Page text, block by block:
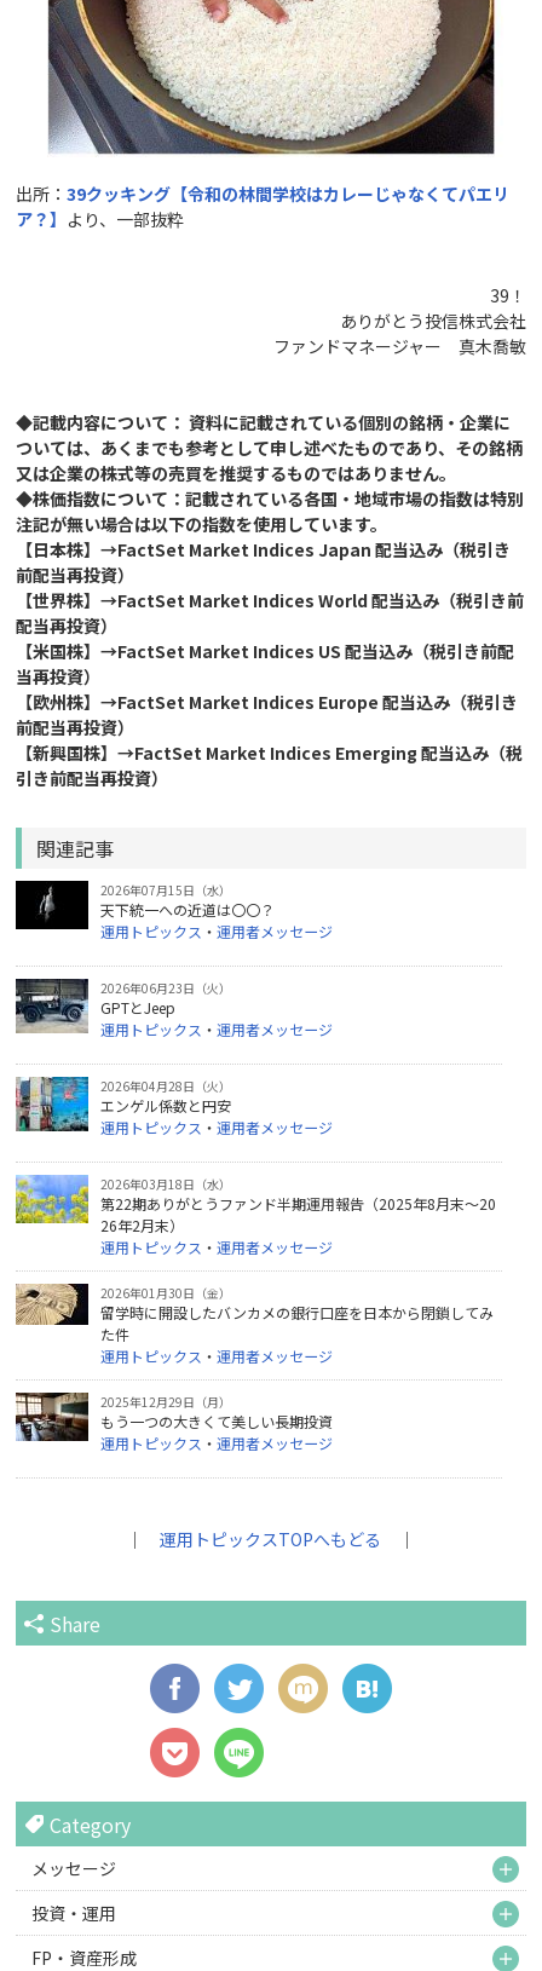
出所：39クッキング【令和の林間学校はカレーじゃなくてパエリ
ア？】 より、一部抜粋
39！
ありがとう投信株式会社
ファンドマネージャー 真木喬敏
◆記載内容について： 資料に記載されている個別の銘柄・企業に
ついては、あくまでも参考として申し述べたものであり、その銘柄
又は企業の株式等の売買を推奨するものではありません。
◆株価指数について：記載されている各国・地域市場の指数は特別
注記が無い場合は以下の指数を使用しています。
【日本株】→FactSet Market Indices Japan 配当込み（税引き
前配当再投資）
【世界株】→FactSet Market Indices World 配当込み（税引き前
配当再投資）
【米国株】→FactSet Market Indices US 配当込み（税引き前配
当再投資）
【欧州株】→FactSet Market Indices Europe 配当込み（税引き
前配当再投資）
【新興国株】→FactSet Market Indices Emerging 配当込み（税
引き前配当再投資）
関連記事
2026年07月15日（水）
天下統一への近道は〇〇？
運用トピックス ・運用者メッセージ
2026年06月23日（火）
GPTとJeep
運用トピックス ・運用者メッセージ
2026年04月28日（火）
エンゲル係数と円安
運用トピックス ・運用者メッセージ
2026年03月18日（水）
第22期ありがとうファンド半期運用報告（2025年8月末～20
26年2月末）
運用トピックス ・運用者メッセージ
2026年01月30日（金）
留学時に開設したバンカメの銀行口座を日本から閉鎖してみ
た件
運用トピックス ・運用者メッセージ
2025年12月29日（月）
もう一つの大きくて美しい長期投資
運用トピックス ・運用者メッセージ
｜運用トピックスTOPへもどる ｜
Share
Category
メッセージ
投資・運用
FP・資産形成